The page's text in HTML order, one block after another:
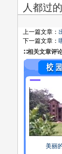
人都过
上一篇文章：
下一篇文章：
∷相关文章
美丽